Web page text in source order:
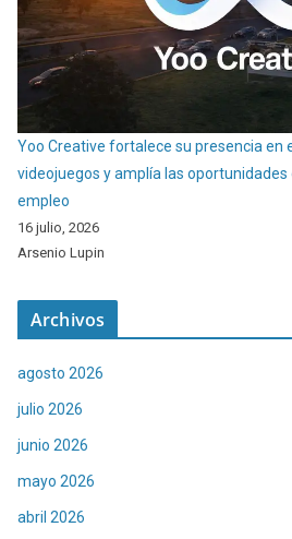
Yoo Creative fortalece su presencia en
videojuegos y amplía las
empleo
16 julio, 2026
Arsenio Lupin
Archivos
agosto 2026
julio 2026
junio 2026
mayo 2026
abril 2026